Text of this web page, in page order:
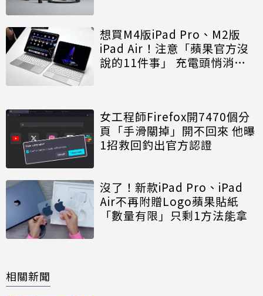
想買M4版iPad Pro、M2版
iPad Air！注意「蘋果官方沒
說的11件事」 充電頭悄消
女工程師Firefox開7470個分
頁「手滑關掉」開不回來 他曝
1招救回釣出官方認證
沒了！新款iPad Pro、iPad
Air不再附贈Logo蘋果貼紙
「數量有限」只剩1方法能拿
相關新聞